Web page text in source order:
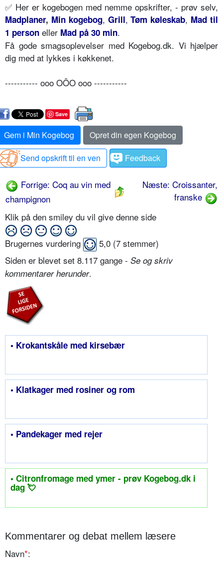
✅ Her er kogebogen med nemme opskrifter, - prøv selv,
Madplaner, Min kogebog, Grill,Tøm køleskab, Mad til
1 person eller Mad på 30 min.
Få gode smagsoplevelser med Kogebog.dk. Vi hjælper
dig med at lykkes i køkkenet.
----------- ooo OÔO ooo -----------
Save
Gem i Min Kogebog
Opret din egen Kogebog
Send opskrift til en ven
Feedback
Forrige: Coq au vin med
champignon
Næste: Croissanter,
franske
Klik på den smiley du vil give denne side
Brugernes vurdering 5,0 (7 stemmer)
Siden er blevet set 8.117 gange - Se og skriv
kommentarer herunder.
• Krokantskåle med kirsebær
• Klatkager med rosiner og rom
• Pandekager med rejer
• Citronfromage med ymer - prøv Kogebog.dk i
dag 💘
Kommentarer og debat mellem læsere
Navn*: